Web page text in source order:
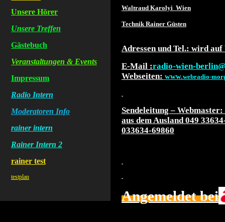
Unsere Hörer
Unsere Treffen
Gästebuch
Veranstaltungen & Events
Impressum
Radio Intern
Moderatoren Info
rainer intern
Rainer Intern 2
rainer test
testplan
Waltraud Karolyi Wien
Technik Rainer Güsten
Adressen und Tel.: wird
E-Mail :radio-wien-
Webseiten: www.webradio-
Sendeleitung – Webmaster:
aus dem Ausland 049
033634-69860
Angemeldet bei